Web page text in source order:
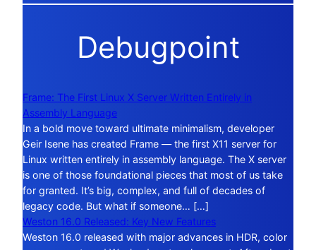
Debugpoint
Frame: The First Linux X Server Written Entirely in
Assembly Language
In a bold move toward ultimate minimalism, developer
Geir Isene has created Frame — the first X11 server for
Linux written entirely in assembly language. The X server
is one of those foundational pieces that most of us take
for granted. It’s big, complex, and full of decades of
legacy code. But what if someone… […]
Weston 16.0 Released: Key New Features
Weston 16.0 released with major advances in HDR, color